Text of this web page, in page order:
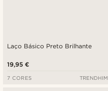
Laço Básico Preto Brilhante
19,95 €
7 CORES TRENDHIM